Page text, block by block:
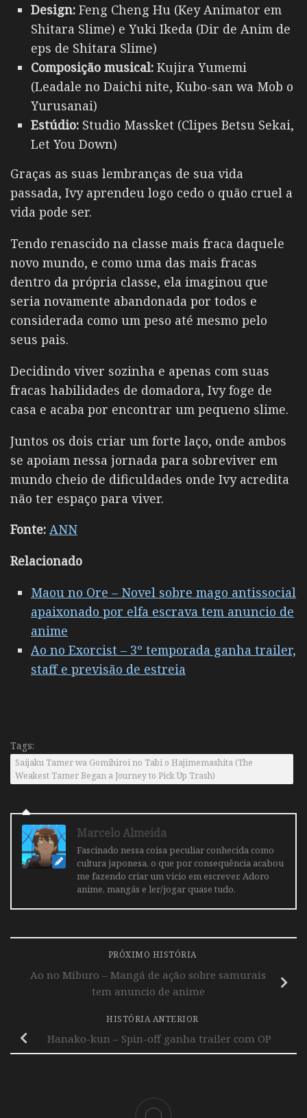
Design: Feng Cheng Hu (Key Animator em
Shitara Slime) e Yuki Ikeda (Dir de Anim de
eps de Shitara Slime)
Composição musical: Kujira Yumemi
(Leadale no Daichi nite, Kubo-san wa Mob o
Yurusanai)
Estúdio: Studio Massket (Clipes Betsu Sekai,
Let You Down)
Graças as suas lembranças de sua vida
passada, Ivy aprendeu logo cedo o quão cruel a
vida pode ser.
Tendo renascido na classe mais fraca daquele
novo mundo, e como uma das mais fracas
dentro da própria classe, ela imaginou que
seria novamente abandonada por todos e
considerada como um peso até mesmo pelo
seus pais.
Decidindo viver sozinha e apenas com suas
fracas habilidades de domadora, Ivy foge de
casa e acaba por encontrar um pequeno slime.
Juntos os dois criar um forte laço, onde ambos
se apoiam nessa jornada para sobreviver em
mundo cheio de dificuldades onde Ivy acredita
não ter espaço para viver.
Fonte: ANN
Relacionado
Maou no Ore – Novel sobre mago antissocial
apaixonado por elfa escrava tem anuncio de
anime
Ao no Exorcist – 3º temporada ganha trailer,
staff e previsão de estreia
Tags:
Saijaku Tamer wa Gomihiroi no Tabi o Hajimemashita (The
Weakest Tamer Began a Journey to Pick Up Trash)
Marcelo Almeida
Fascinado nessa coisa peculiar conhecida como
cultura japonesa, o que por consequência acabou
me fazendo criar um vicio em escrever. Adoro
anime, mangás e ler/jogar quase tudo.
PRÓXIMO HISTÓRIA
Ao no Miburo – Mangá de ação sobre samurais
tem anuncio de anime
HISTÓRIA ANTERIOR
Hanako-kun – Spin-off ganha trailer com OP